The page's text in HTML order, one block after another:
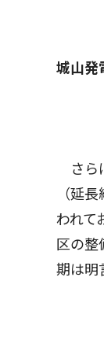
城山発
さら
（延
われて
区の
期は明